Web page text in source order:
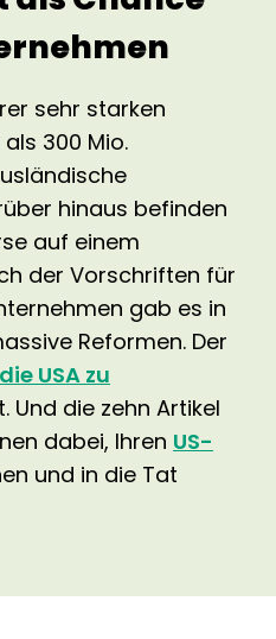
sehr starken
300 Mio.
hinaus befinden
auf einem
der Vorschriften für
gab es in
Reformen. Der
USA zu
Und die zehn Artikel
dabei, Ihren US-
und in die Tat